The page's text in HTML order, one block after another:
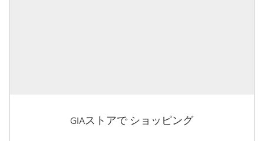
GIAストアで ショッピング